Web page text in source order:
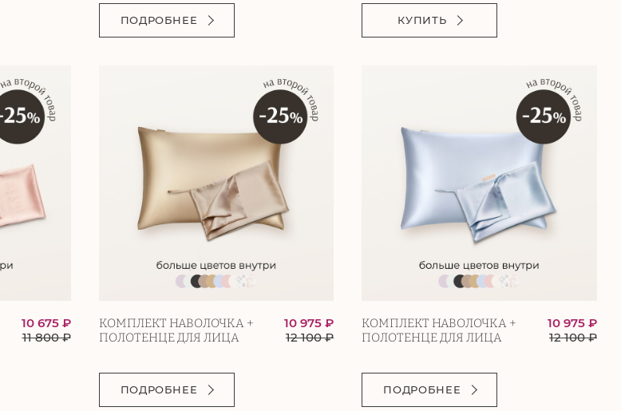
ПОДРОБНЕЕ КУПИТЬ
10 675 ₽
11 800₽
КОМПЛЕКТ НАВОЛОЧКА +
ПОЛОТЕНЦЕ ДЛЯ ЛИЦА
10 975 ₽
12 100₽
ПОДРОБНЕЕ
КОМПЛЕКТ НАВОЛОЧКА +
ПОЛОТЕНЦЕ ДЛЯ ЛИЦА
10 975 ₽
12 100₽
ПОДРОБНЕЕ